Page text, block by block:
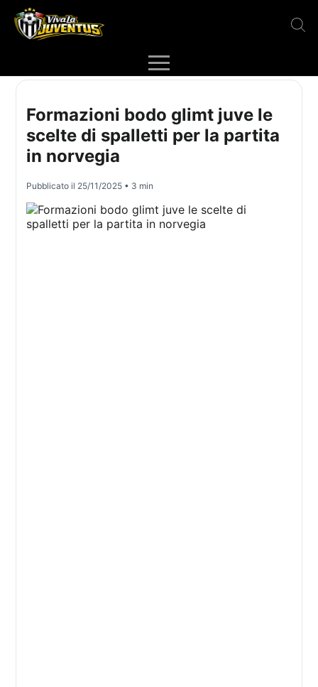
Formazioni bodo glimt juve le
scelte di spalletti per la partita
in norvegia
Pubblicato il 25/11/2025 • 3 min